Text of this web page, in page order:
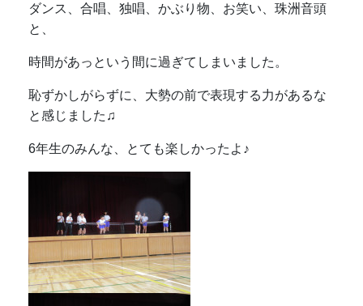
ダンス、合唱、独唱、かぶり物、お笑い、珠洲音頭
と、
時間があっという間に過ぎてしまいました。
恥ずかしがらずに、大勢の前で表現する力があるな
と感じました♫
6年生のみんな、とても楽しかったよ♪